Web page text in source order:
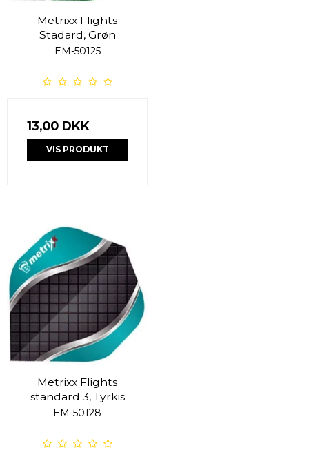
Metrixx Flights
Stadard, Grøn
EM-50125
13,00 DKK
VIS PRODUKT
Metrixx Flights
standard 3, Tyrkis
EM-50128